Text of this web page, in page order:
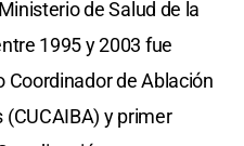
de Salud de la
1995 y 2003 fue
Coordinador de Ablación
y primer